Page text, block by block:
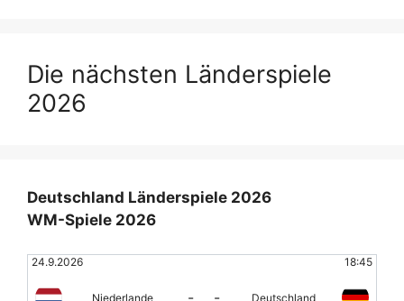
Die nächsten Länderspiele
2026
Deutschland Länderspiele 2026
WM-Spiele 2026
24.9.2026 18:45
Niederlande - - Deutschland